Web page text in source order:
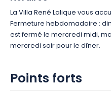
La Villa René Lalique vous
Fermeture hebdomadaire :
est fermé le mercredi midi,
mercredi soir pour le dîner.
Points forts